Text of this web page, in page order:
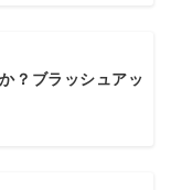
？ブラッシュアッ